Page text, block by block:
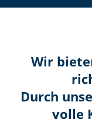
Wir
Durch
volle